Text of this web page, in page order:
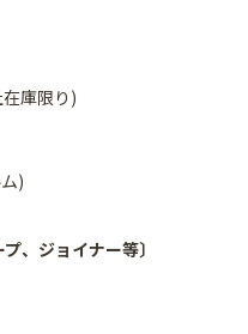
庫限り)
)
、ジョイナー等〕